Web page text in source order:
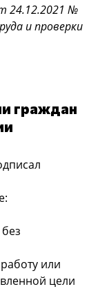
24.12.2021 №
и проверки
граждан
или
цели